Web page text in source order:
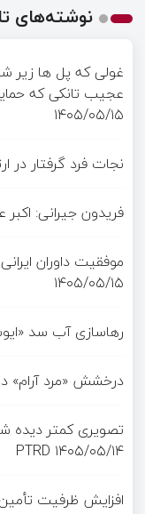
نوشته‌های
غولی که پل ها
عجیب تانکی که
۱۴۰۵/۰۵/۱۵
نجات فرد گرفتار در
فریدون جیرانی:
موفقیت داوران
۱۴۰۵/۰۵/۱۵
رهاسازی آب سد
درخشش «مرد آرام» در
تصویری کمتر دیده
PTRD ۱۴۰۵/۰۵/۱۴
افزایش ظرفیت